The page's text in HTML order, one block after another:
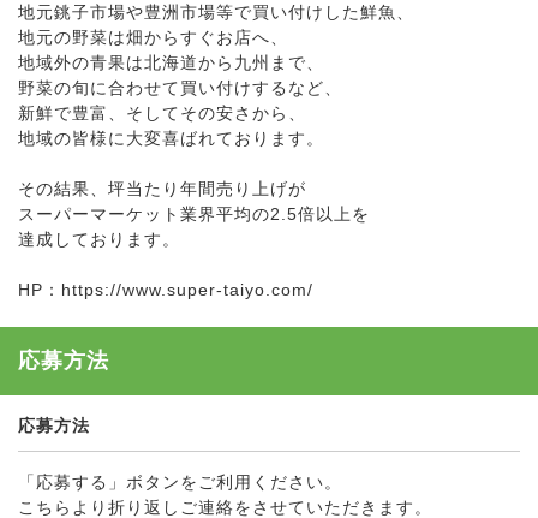
地元銚子市場や豊洲市場等で買い付けした鮮魚、
地元の野菜は畑からすぐお店へ、
地域外の青果は北海道から九州まで、
野菜の旬に合わせて買い付けするなど、
新鮮で豊富、そしてその安さから、
地域の皆様に大変喜ばれております。
その結果、坪当たり年間売り上げが
スーパーマーケット業界平均の2.5倍以上を
達成しております。
HP：https://www.super-taiyo.com/
応募方法
応募方法
「応募する」ボタンをご利用ください。
こちらより折り返しご連絡をさせていただきます。